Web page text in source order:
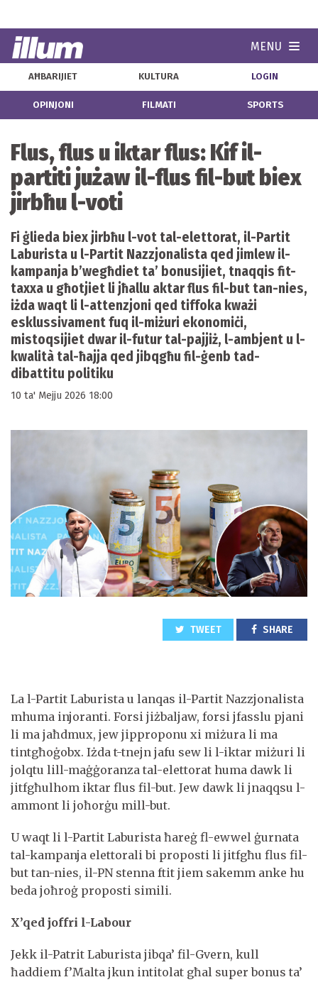
MENU
AĦBARIJIET KULTURA LOGIN
OPINJONI FILMATI SPORTS
Flus, flus u iktar flus: Kif il-
partiti jużaw il-flus fil-but biex
jirbħu l-voti
Fi ġlieda biex jirbħu l-vot tal-elettorat, il-Partit
Laburista u l-Partit Nazzjonalista qed jimlew il-
kampanja b’wegħdiet ta’ bonusijiet, tnaqqis fit-
taxxa u għotjiet li jħallu aktar flus fil-but tan-nies,
iżda waqt li l-attenzjoni qed tiffoka kważi
esklussivament fuq il-miżuri ekonomiċi,
mistoqsijiet dwar il-futur tal-pajjiż, l-ambjent u l-
kwalità tal-ħajja qed jibqgħu fil-ġenb tad-
dibattitu politiku
10 ta' Mejju 2026 18:00
TWEET SHARE
La l-Partit Laburista u lanqas il-Partit Nazzjonalista
mhuma injoranti. Forsi jiżbaljaw, forsi jfasslu pjani
li ma jaħdmux, jew jipproponu xi miżura li ma
tintgħoġobx. Iżda t-tnejn jafu sew li l-iktar miżuri li
jolqtu lill-maġġoranza tal-elettorat huma dawk li
jitfgħulhom iktar flus fil-but. Jew dawk li jnaqqsu l-
ammont li joħorġu mill-but.
U waqt li l-Partit Laburista ħareġ fl-ewwel ġurnata
tal-kampanja elettorali bi proposti li jitfgħu flus fil-
but tan-nies, il-PN stenna ftit jiem sakemm anke hu
beda joħroġ proposti simili.
X’qed joffri l-Labour
Jekk il-Patrit Laburista jibqa’ fil-Gvern, kull
ħaddiem f’Malta jkun intitolat għal super bonus ta’